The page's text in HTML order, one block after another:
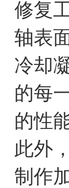
修复
轴表
冷却
的每
的性
此外
制作